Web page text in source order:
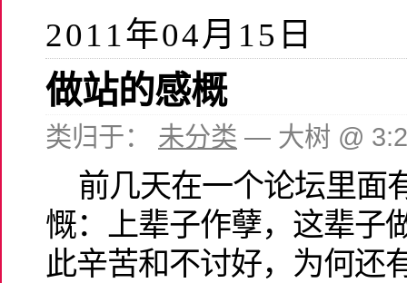
2011年04月15日
做站的感概
类归于： 未分类 — 大树 @
前几天在一个论坛里面
慨：上辈子作孽，这辈子
此辛苦和不讨好，为何还